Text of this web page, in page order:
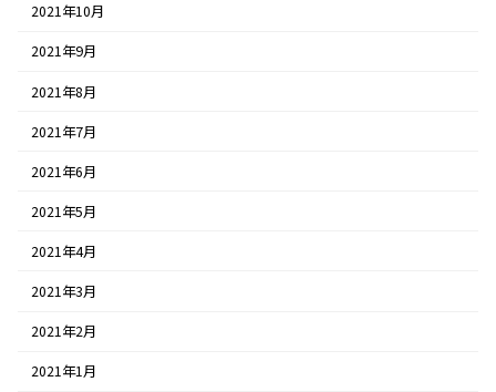
2021年10月
2021年9月
2021年8月
2021年7月
2021年6月
2021年5月
2021年4月
2021年3月
2021年2月
2021年1月